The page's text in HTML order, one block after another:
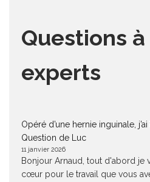
Questions à
experts
Opéré d’une hernie inguinale,
Question de Luc
11 janvier 2026
Bonjour Arnaud, tout d'abord je
cœur pour le travail que vous